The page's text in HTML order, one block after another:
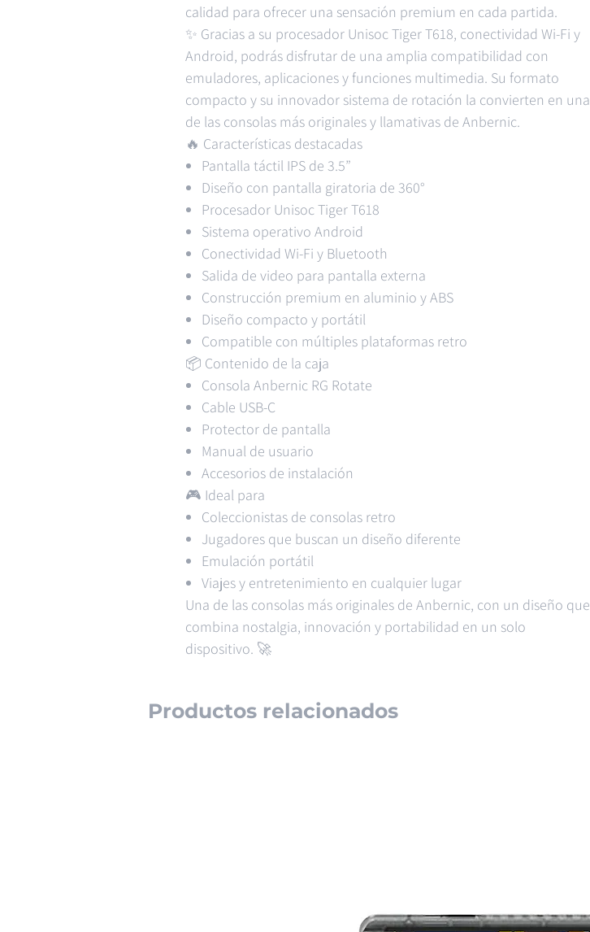
calidad para ofrecer una sensación premium en cada partida.
✨ Gracias a su procesador Unisoc Tiger T618, conectividad Wi-Fi y
Android, podrás disfrutar de una amplia compatibilidad con
emuladores, aplicaciones y funciones multimedia. Su formato
compacto y su innovador sistema de rotación la convierten en una
de las consolas más originales y llamativas de Anbernic.
🔥 Características destacadas
Pantalla táctil IPS de 3.5”
Diseño con pantalla giratoria de 360°
Procesador Unisoc Tiger T618
Sistema operativo Android
Conectividad Wi-Fi y Bluetooth
Salida de video para pantalla externa
Construcción premium en aluminio y ABS
Diseño compacto y portátil
Compatible con múltiples plataformas retro
📦 Contenido de la caja
Consola Anbernic RG Rotate
Cable USB-C
Protector de pantalla
Manual de usuario
Accesorios de instalación
🎮 Ideal para
Coleccionistas de consolas retro
Jugadores que buscan un diseño diferente
Emulación portátil
Viajes y entretenimiento en cualquier lugar
Una de las consolas más originales de Anbernic, con un diseño que
combina nostalgia, innovación y portabilidad en un solo
dispositivo. 🚀
Productos relacionados